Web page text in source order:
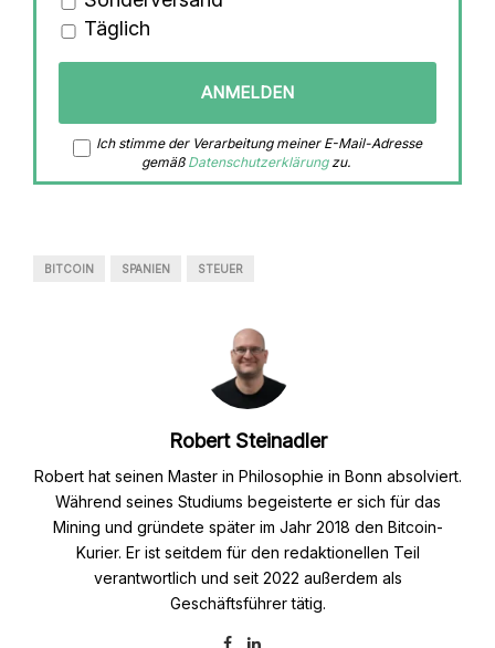
Täglich
Ich stimme der Verarbeitung meiner E-Mail-Adresse
gemäß Datenschutzerklärungzu.
BITCOIN SPANIEN STEUER
Robert Steinadler
Robert hat seinen Master in Philosophie in Bonn absolviert.
Während seines Studiums begeisterte er sich für das
Mining und gründete später im Jahr 2018 den Bitcoin-
Kurier. Er ist seitdem für den redaktionellen Teil
verantwortlich und seit 2022 außerdem als
Geschäftsführer tätig.